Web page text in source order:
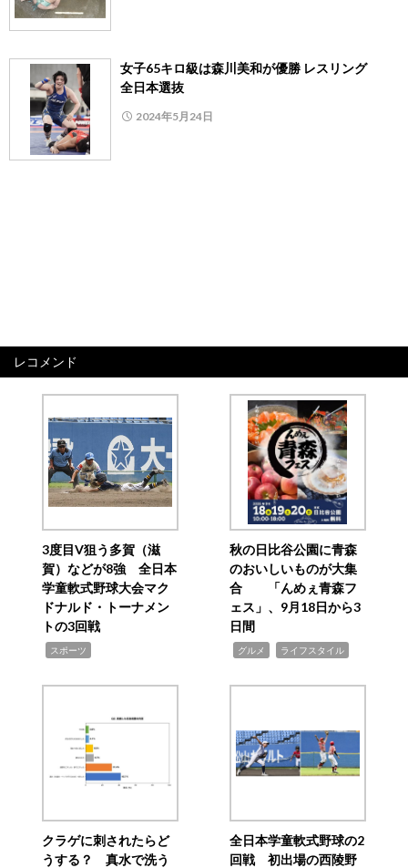
女子65キロ級は森川美和が優勝 レスリング
全日本選抜
2024年5月24日
レコメンド
3度目V狙う多賀（滋
賀）などが8強 全日本
学童軟式野球大会マク
ドナルド・トーナメン
トの3回戦
スポーツ
秋の日比谷公園に青森
のおいしいものが大集
合 「んめぇ青森フ
ェス」、9月18日から3
日間
グルメ ライフスタイル
クラゲに刺されたらど
うする？ 真水で洗う
全日本学童軟式野球の2
回戦 初出場の西陵野